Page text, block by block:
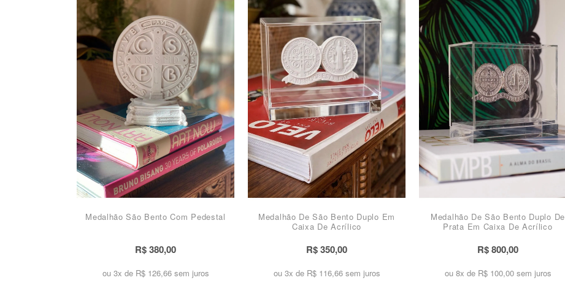
Medalhão São Bento Com Pedestal
R$ 380,00
ou 3x de R$ 126,66 sem juros
Medalhão De São Bento Duplo Em
Caixa De Acrílico
R$ 350,00
ou 3x de R$ 116,66 sem juros
Medalhão De São Bento Duplo De
Prata Em Caixa De Acrílico
R$ 800,00
ou 8x de R$ 100,00 sem juros